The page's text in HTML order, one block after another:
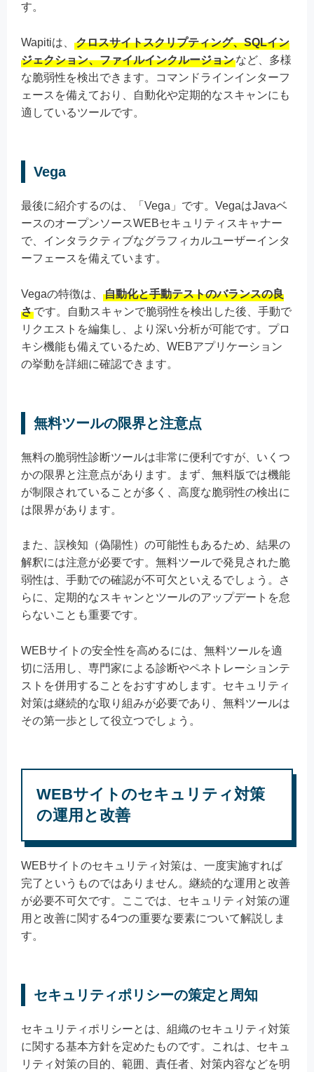
す。
Wapitiは、
クロスサイトスクリプティング、SQLイン
ジェクション、ファイルインクルージョンなど、多様
な脆弱性を検出できます。コマンドラインインターフ
ェースを備えており、自動化や定期的なスキャンにも
適しているツールです。
Vega
最後に紹介するのは、「Vega」です。VegaはJavaベ
ースのオープンソースWEBセキュリティスキャナー
で、インタラクティブなグラフィカルユーザーインタ
ーフェースを備えています。
Vegaの特徴は、
自動化と手動テストのバランスの良
さです。自動スキャンで脆弱性を検出した後、手動で
リクエストを編集し、より深い分析が可能です。プロ
キシ機能も備えているため、WEBアプリケーション
の挙動を詳細に確認できます。
無料ツールの限界と注意点
無料の脆弱性診断ツールは非常に便利ですが、いくつ
かの限界と注意点があります。まず、無料版では機能
が制限されていることが多く、高度な脆弱性の検出に
は限界があります。
また、誤検知（偽陽性）の可能性もあるため、結果の
解釈には注意が必要です。無料ツールで発見された脆
弱性は、手動での確認が不可欠といえるでしょう。さ
らに、定期的なスキャンとツールのアップデートを怠
らないことも重要です。
WEBサイトの安全性を高めるには、無料ツールを適
切に活用し、専門家による診断やペネトレーションテ
ストを併用することをおすすめします。セキュリティ
対策は継続的な取り組みが必要であり、無料ツールは
その第一歩として役立つでしょう。
WEBサイトのセキュリティ対策
の運用と改善
WEBサイトのセキュリティ対策は、一度実施すれば
完了というものではありません。継続的な運用と改善
が必要不可欠です。ここでは、セキュリティ対策の運
用と改善に関する4つの重要な要素について解説しま
す。
セキュリティポリシーの策定と周知
セキュリティポリシーとは、組織のセキュリティ対策
に関する基本方針を定めたものです。これは、セキュ
リティ対策の目的、範囲、責任者、対策内容などを明